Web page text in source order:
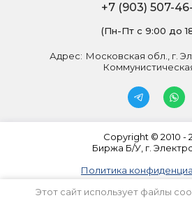
Этот сайт использует файлы
+7 (903) 507-
(Пн-Пт с 9:00 до
Адрес: Московская обл., г.
Copyright © 2010 -
Биржа Б/У, г.
Политика